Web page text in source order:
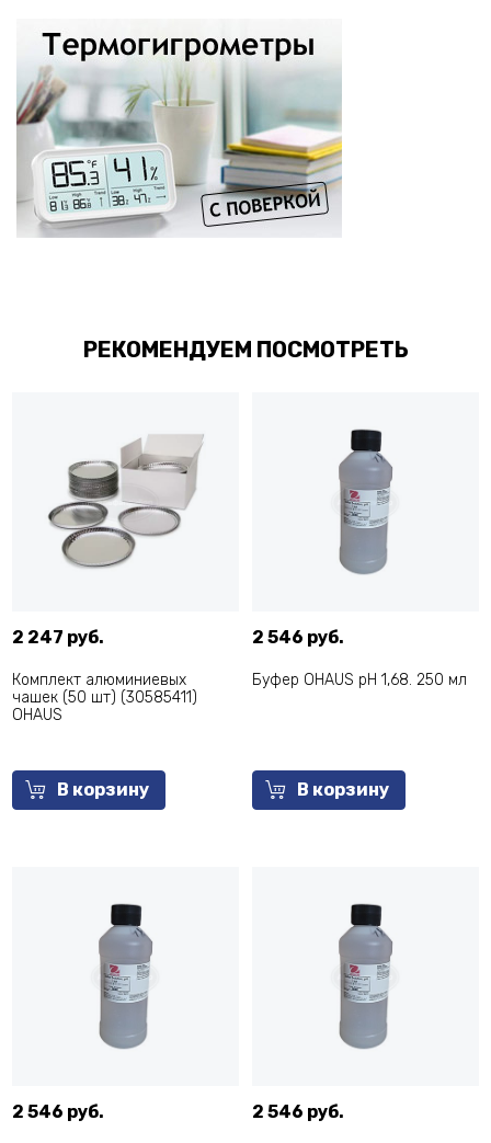
РЕКОМЕНДУЕМ ПОСМОТРЕТЬ
2 247 руб.
Комплект алюминиевых
чашек (50 шт) (30585411)
OHAUS
В корзину
2 546 руб.
Буфер OHAUS pH 1,68. 250 мл
В корзину
2 546 руб. 2 546 руб.